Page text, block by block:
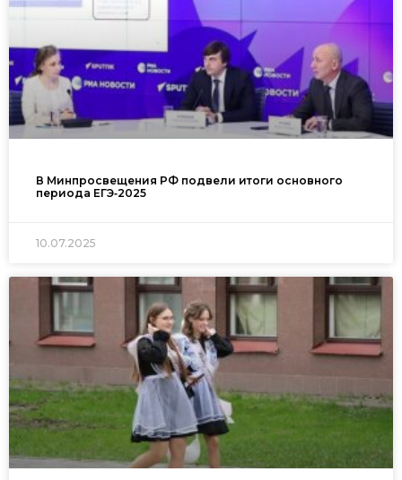
В Минпросвещения РФ подвели итоги основного
периода ЕГЭ‑2025
10.07.2025